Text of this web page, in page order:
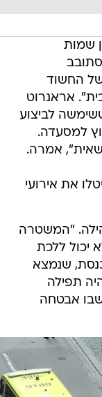
שמות
החשוד
אראנרוט
לביצוע
למסעדה.
אמרה.
את אירועי
"המשטרה
יכול ללכת
שנמצא
תפילה
שבו אבטחה